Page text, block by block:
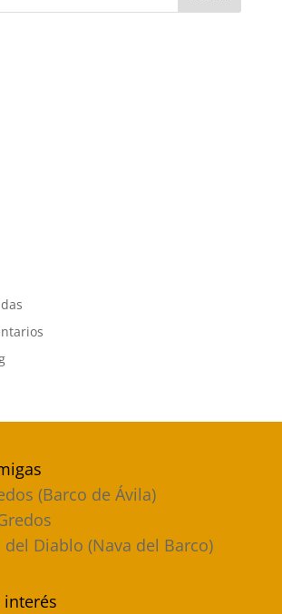
(Barco de Ávila)
Diablo (Nava del Barco)
interés